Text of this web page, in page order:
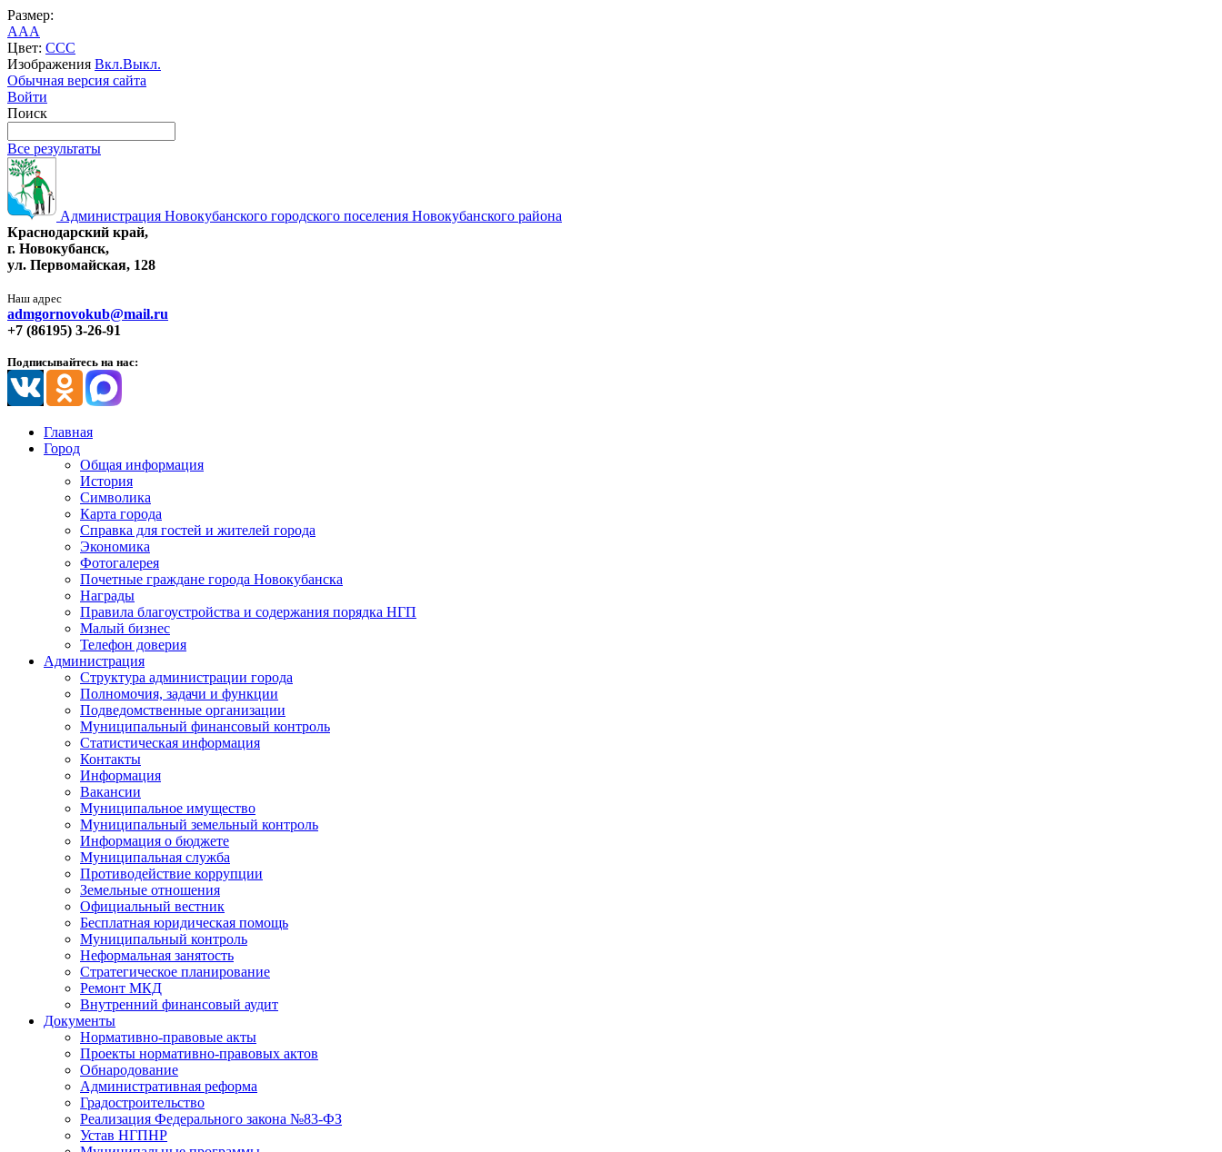
Размер:
AAA
Цвет: CCC
Изображения Вкл.Выкл.
Обычная версия сайта
Войти
Поиск
Все результаты
Администрация Новокубанского городского поселения Новокубанского района
Краснодарский край,
г. Новокубанск,
ул. Первомайская, 128
Наш адрес
admgornovokub@mail.ru
+7 (86195) 3-26-91
Подписывайтесь на нас:
Главная
Город
Общая информация
История
Символика
Карта города
Справка для гостей и жителей города
Экономика
Фотогалерея
Почетные граждане города Новокубанска
Награды
Правила благоустройства и содержания порядка НГП
Малый бизнес
Телефон доверия
Администрация
Структура администрации города
Полномочия, задачи и функции
Подведомственные организации
Муниципальный финансовый контроль
Статистическая информация
Контакты
Информация
Вакансии
Муниципальное имущество
Муниципальный земельный контроль
Информация о бюджете
Муниципальная служба
Противодействие коррупции
Земельные отношения
Официальный вестник
Бесплатная юридическая помощь
Муниципальный контроль
Неформальная занятость
Стратегическое планирование
Ремонт МКД
Внутренний финансовый аудит
Документы
Нормативно-правовые акты
Проекты нормативно-правовых актов
Обнародование
Административная реформа
Градостроительство
Реализация Федерального закона №83-ФЗ
Устав НГПНР